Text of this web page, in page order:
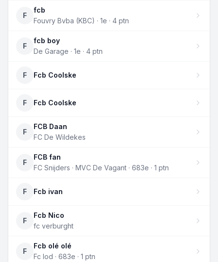
F
fcb
Fouvry Bvba (KBC) · 1e · 4 ptn
F
fcb boy
De Garage · 1e · 4 ptn
F Fcb Coolske
F Fcb Coolske
F
FCB Daan
FC De Wildekes
F
FCB fan
FC Snijders · MVC De Vagant · 683e · 1 ptn
F Fcb ivan
F
Fcb Nico
fc verburght
F
Fcb olé olé
Fc lod · 683e · 1 ptn